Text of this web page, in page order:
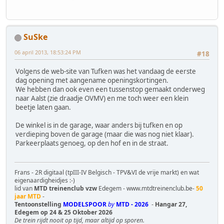
SuSke
#18
06 april 2013, 18:53:24 PM
Volgens de web-site van Tufken was het vandaag de eerste
dag opening met aangename openingskortingen.
We hebben dan ook even een tussenstop gemaakt onderweg
naar Aalst (zie draadje OVMV) en me toch weer een klein
beetje laten gaan.
De winkel is in de garage, waar anders bij tufken en op
verdieping boven de garage (maar die was nog niet klaar).
Parkeerplaats genoeg, op den hof en in de straat.
Frans - 2R digitaal (tpIII-IV Belgisch - TPV&VI de vrije markt) en wat
eigenaardigheidjes :-)
lid van MTD treinenclub vzw Edegem - www.mtdtreinenclub.be-50
jaar MTD-
Tentoonstelling MODELSPOORby MTD - 2026 - Hangar 27,
Edegem op 24 & 25 Oktober 2026
De trein rijdt nooit op tijd, maar altijd op sporen.